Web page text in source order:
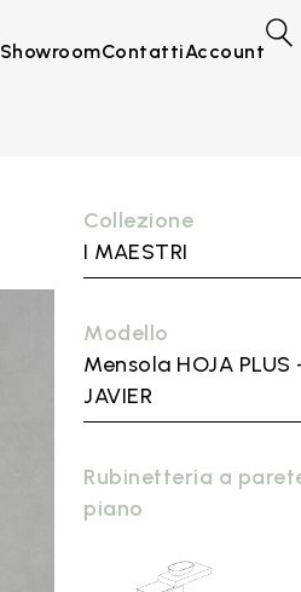
ShowroomContattiAccount
Collezione
I MAESTRI
Modello
Mensola HOJA PLUS
JAVIER
Rubinetteria a
piano